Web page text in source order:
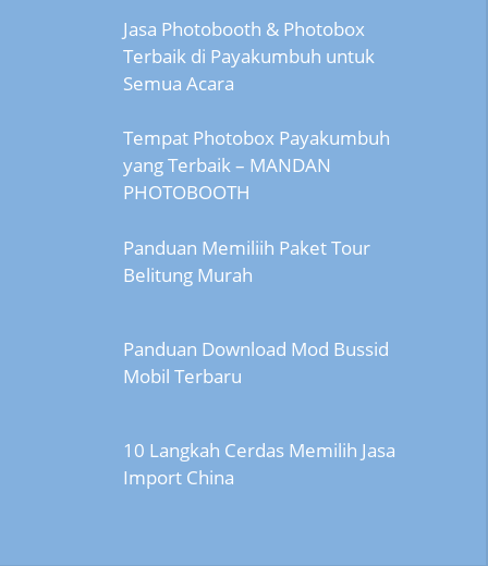
Jasa Photobooth & Photobox
Terbaik di Payakumbuh untuk
Semua Acara
Tempat Photobox Payakumbuh
yang Terbaik – MANDAN
PHOTOBOOTH
Panduan Memiliih Paket Tour
Belitung Murah
Panduan Download Mod Bussid
Mobil Terbaru
10 Langkah Cerdas Memilih Jasa
Import China